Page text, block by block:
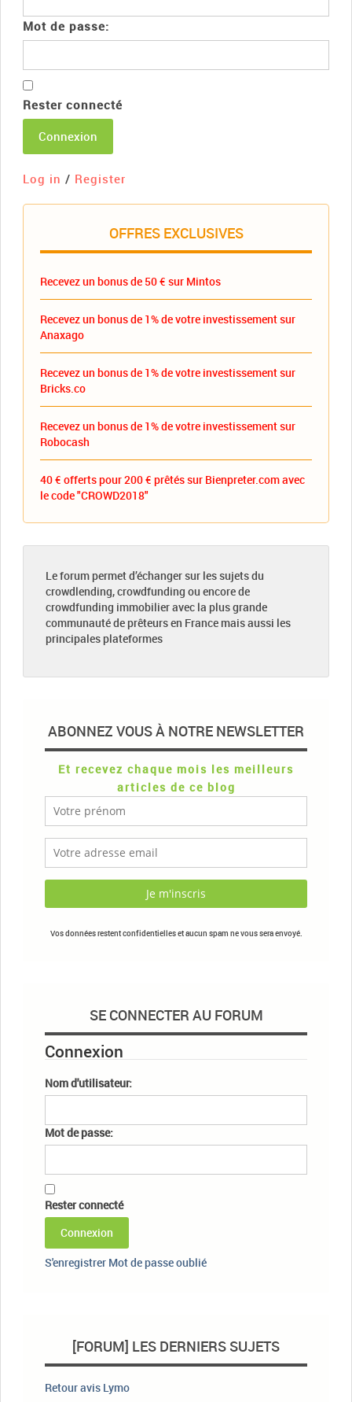
Mot de passe:
Rester connecté
Connexion
Log in / Register
OFFRES EXCLUSIVES
Recevez un bonus de 50 € sur Mintos
Recevez un bonus de 1% de votre investissement sur
Anaxago
Recevez un bonus de 1% de votre investissement sur
Bricks.co
Recevez un bonus de 1% de votre investissement sur
Robocash
40 € offerts pour 200 € prêtés sur Bienpreter.com avec
le code "CROWD2018"
Le forum permet d’échanger sur les sujets du
crowdlending, crowdfunding ou encore de
crowdfunding immobilier avec la plus grande
communauté de prêteurs en France mais aussi les
principales plateformes
ABONNEZ VOUS À NOTRE NEWSLETTER
Et recevez chaque mois les meilleurs
articles de ce blog
Vos données restent confidentielles et aucun spam ne vous sera envoyé.
SE CONNECTER AU FORUM
Connexion
Nom d'utilisateur:
Mot de passe:
Rester connecté
Connexion
S'enregistrer Mot de passe oublié
[FORUM] LES DERNIERS SUJETS
Retour avis Lymo